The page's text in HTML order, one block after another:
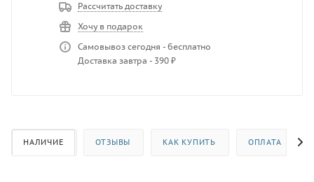
Рассчитать доставку
Хочу в подарок
Самовывоз сегодня - бесплатно
Доставка завтра - 390 ₽
НАЛИЧИЕ ОТЗЫВЫ КАК КУПИТЬ ОПЛАТА